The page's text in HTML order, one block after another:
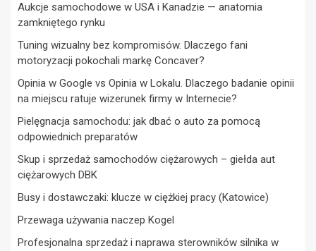
Aukcje samochodowe w USA i Kanadzie — anatomia
zamkniętego rynku
Tuning wizualny bez kompromisów. Dlaczego fani
motoryzacji pokochali markę Concaver?
Opinia w Google vs Opinia w Lokalu. Dlaczego badanie opinii
na miejscu ratuje wizerunek firmy w Internecie?
Pielęgnacja samochodu: jak dbać o auto za pomocą
odpowiednich preparatów
Skup i sprzedaż samochodów ciężarowych – giełda aut
ciężarowych DBK
Busy i dostawczaki: klucze w ciężkiej pracy (Katowice)
Przewaga używania naczep Kogel
Profesjonalna sprzedaż i naprawa sterowników silnika w